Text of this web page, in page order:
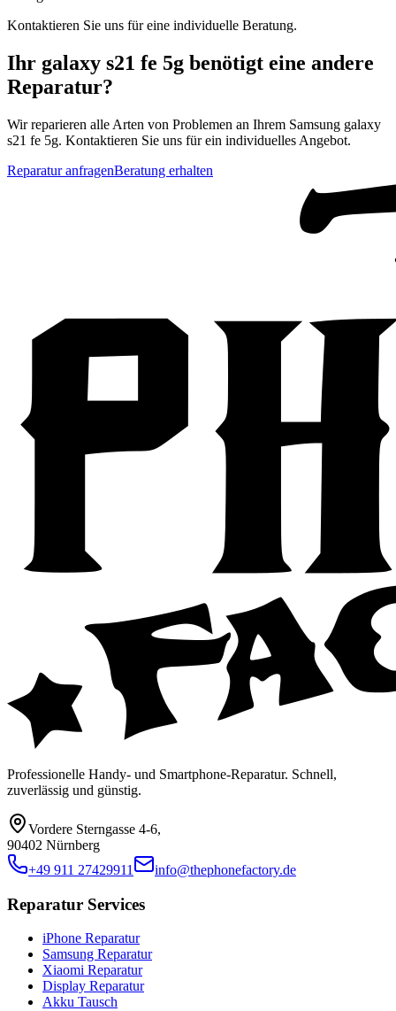
Kontaktieren Sie uns für eine individuelle Beratung.
Ihr galaxy s21 fe 5g benötigt eine andere
Reparatur?
Wir reparieren alle Arten von Problemen an Ihrem Samsung galaxy
s21 fe 5g. Kontaktieren Sie uns für ein individuelles Angebot.
Reparatur anfragenBeratung erhalten
Professionelle Handy- und Smartphone-Reparatur. Schnell,
zuverlässig und günstig.
Vordere Sterngasse 4-6,
90402 Nürnberg
+49 911 27429911
info@thephonefactory.de
Reparatur Services
iPhone Reparatur
Samsung Reparatur
Xiaomi Reparatur
Display Reparatur
Akku Tausch